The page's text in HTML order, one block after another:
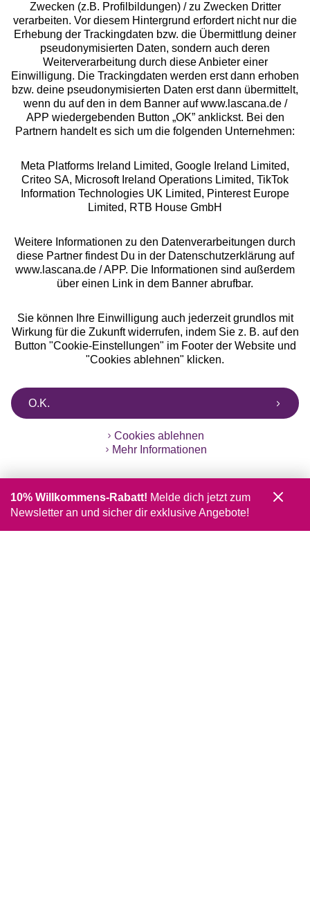
Beratung
Über uns
Rechtliches
Alle Preise inkl. MwSt., zzgl.
Versandkosten
** Bonität vorausgesetzt, berechtigt zur Bonitätsprüfung
Zwecken (z.B. Profilbildungen) / zu Zwecken Dritter
verarbeiten. Vor diesem Hintergrund erfordert nicht nur die
Erhebung der Trackingdaten bzw. die Übermittlung deiner
pseudonymisierten Daten, sondern auch deren
Weiterverarbeitung durch diese Anbieter einer
Einwilligung. Die Trackingdaten werden erst dann erhoben
bzw. deine pseudonymisierten Daten erst dann übermittelt,
wenn du auf den in dem Banner auf www.lascana.de /
APP wiedergebenden Button „OK” anklickst. Bei den
Partnern handelt es sich um die folgenden Unternehmen:
Meta Platforms Ireland Limited, Google Ireland Limited,
Criteo SA, Microsoft Ireland Operations Limited, TikTok
Information Technologies UK Limited, Pinterest Europe
Limited, RTB House GmbH
Weitere Informationen zu den Datenverarbeitungen durch
diese Partner findest Du in der Datenschutzerklärung auf
www.lascana.de / APP. Die Informationen sind außerdem
über einen Link in dem Banner abrufbar.
Sie können Ihre Einwilligung auch jederzeit grundlos mit
Wirkung für die Zukunft widerrufen, indem Sie z. B. auf den
Button "Cookie-Einstellungen" im Footer der Website und
"Cookies ablehnen" klicken.
O.K.
Cookies ablehnen
Mehr Informationen
10% Willkommens-Rabatt! Melde dich jetzt zum
Newsletter an und sicher dir exklusive Angebote!